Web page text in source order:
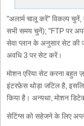
"अलार्म चालू करें" विकल्प चुनें,
सभी समय चुनें); "FTP पर
सेवा प्लान के अनुसार सेट की
अवधि 3 पर सेट करें।
मोशन एरिया सेट करना बहुत
इंटरफ़ेस थोड़ा जटिल है,
किया है। अन्यथा, मोशन
सेटिंग्स को सहेजने के लिए